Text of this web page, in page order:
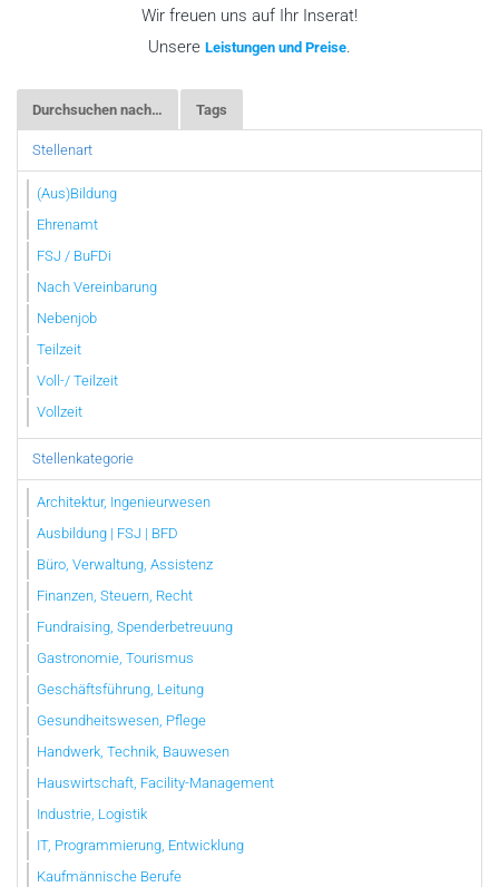
Wir freuen uns auf Ihr Inserat!
Unsere Leistungen und Preise.
Durchsuchen nach… Tags
Stellenart
(Aus)Bildung
Ehrenamt
FSJ / BuFDi
Nach Vereinbarung
Nebenjob
Teilzeit
Voll-/ Teilzeit
Vollzeit
Stellenkategorie
Architektur, Ingenieurwesen
Ausbildung | FSJ | BFD
Büro, Verwaltung, Assistenz
Finanzen, Steuern, Recht
Fundraising, Spenderbetreuung
Gastronomie, Tourismus
Geschäftsführung, Leitung
Gesundheitswesen, Pflege
Handwerk, Technik, Bauwesen
Hauswirtschaft, Facility-Management
Industrie, Logistik
IT, Programmierung, Entwicklung
Kaufmännische Berufe